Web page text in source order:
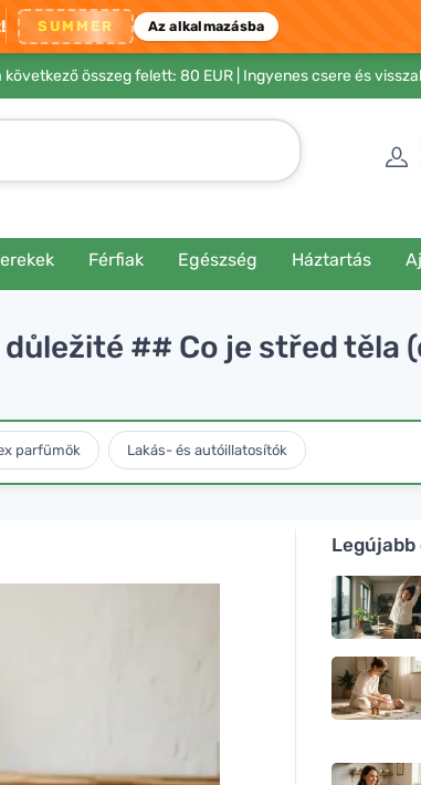
SUMMER Az alkalmazásba
következő összeg felett: 80 EUR | Ingyenes csere és
Férfiak Egészség Háztartás
## Co je střed těla
parfümök Lakás- és autóillatosítók
Legújabb